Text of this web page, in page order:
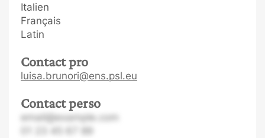
Italien
Français
Latin
Contact pro
luisa.brunori@ens.psl.eu
Contact perso
email@example.com